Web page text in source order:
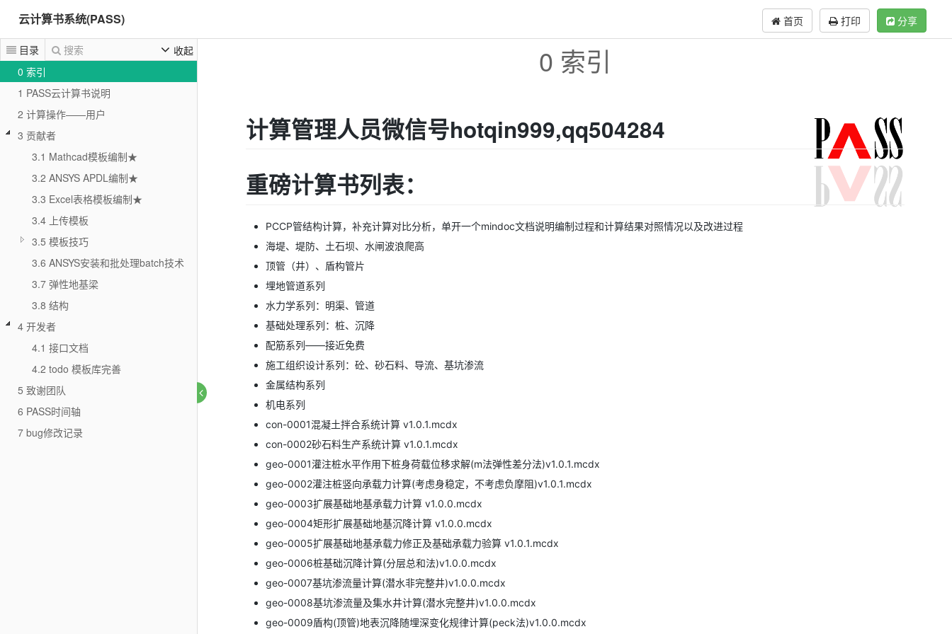
云计算书系统(PASS) 首页 打印 分享
目录 搜索
收起
0 索引
1 PASS云计算书说明
2 计算操作——用户
3 贡献者
3.1 Mathcad模板编制★
3.2 ANSYS APDL编制★
3.3 Excel表格模板编制★
3.4 上传模板
3.5 模板技巧
3.6 ANSYS安装和批处理batch技术
3.7 弹性地基梁
3.8 结构
4 开发者
4.1 接口文档
4.2 todo 模板库完善
5 致谢团队
6 PASS时间轴
7 bug修改记录
0 索引
计算管理人员微信号hotqin999,qq504284
重磅计算书列表：
PCCP管结构计算，补充计算对比分析，单开一个mindoc文档说明编制过程和计算结果对照情况以及改进过程
海堤、堤防、土石坝、水闸波浪爬高
顶管（井）、盾构管片
埋地管道系列
水力学系列：明渠、管道
基础处理系列：桩、沉降
配筋系列——接近免费
施工组织设计系列：砼、砂石料、导流、基坑渗流
金属结构系列
机电系列
con-0001混凝土拌合系统计算 v1.0.1.mcdx
con-0002砂石料生产系统计算 v1.0.1.mcdx
geo-0001灌注桩水平作用下桩身荷载位移求解(m法弹性差分法)v1.0.1.mcdx
geo-0002灌注桩竖向承载力计算(考虑身稳定，不考虑负摩阻)v1.0.1.mcdx
geo-0003扩展基础地基承载力计算 v1.0.0.mcdx
geo-0004矩形扩展基础地基沉降计算 v1.0.0.mcdx
geo-0005扩展基础地基承载力修正及基础承载力验算 v1.0.1.mcdx
geo-0006桩基础沉降计算(分层总和法)v1.0.0.mcdx
geo-0007基坑渗流量计算(潜水非完整井)v1.0.0.mcdx
geo-0008基坑渗流量及集水井计算(潜水完整井)v1.0.0.mcdx
geo-0009盾构(顶管)地表沉降随埋深变化规律计算(peck法)v1.0.0.mcdx